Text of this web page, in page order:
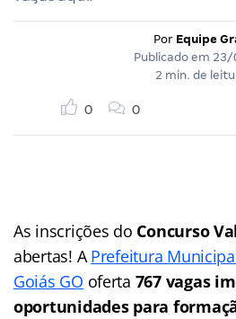
Por Equipe
Publicado em 23/
2 min. de
0 0
As inscrições do Concurso
abertas! APrefeitura
Goiás GO oferta 767 vagas
oportunidades para